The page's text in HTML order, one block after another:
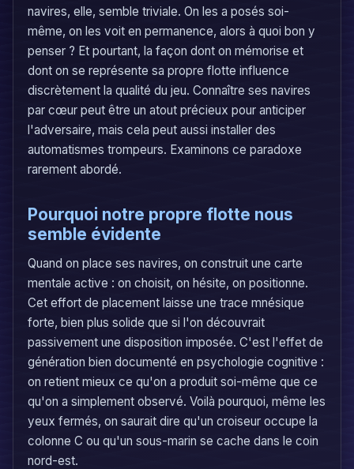
navires, elle, semble triviale. On les a posés soi-
même, on les voit en permanence, alors à quoi bon y
penser ? Et pourtant, la façon dont on mémorise et
dont on se représente sa propre flotte influence
discrètement la qualité du jeu. Connaître ses navires
par cœur peut être un atout précieux pour anticiper
l'adversaire, mais cela peut aussi installer des
automatismes trompeurs. Examinons ce paradoxe
rarement abordé.
Pourquoi notre propre flotte nous
semble évidente
Quand on place ses navires, on construit une carte
mentale active : on choisit, on hésite, on positionne.
Cet effort de placement laisse une trace mnésique
forte, bien plus solide que si l'on découvrait
passivement une disposition imposée. C'est l'effet de
génération bien documenté en psychologie cognitive :
on retient mieux ce qu'on a produit soi-même que ce
qu'on a simplement observé. Voilà pourquoi, même les
yeux fermés, on saurait dire qu'un croiseur occupe la
colonne C ou qu'un sous-marin se cache dans le coin
nord-est.